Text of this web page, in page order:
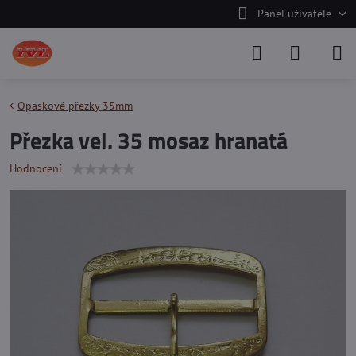
Panel uživatele
Opaskové přezky 35mm
Přezka vel. 35 mosaz hranatá
Hodnocení